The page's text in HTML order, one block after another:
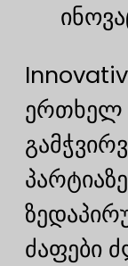
ერთხელ
ძაფები